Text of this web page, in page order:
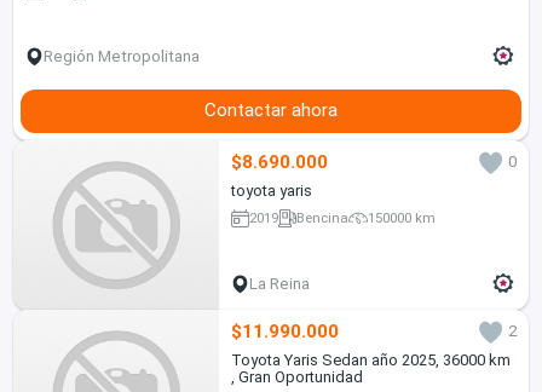
Región Metropolitana
Contactar ahora
$8.690.000
0
toyota yaris
2019 Bencina 150000 km
La Reina
$11.990.000
2
Toyota Yaris Sedan año 2025, 36000 km
, Gran Oportunidad